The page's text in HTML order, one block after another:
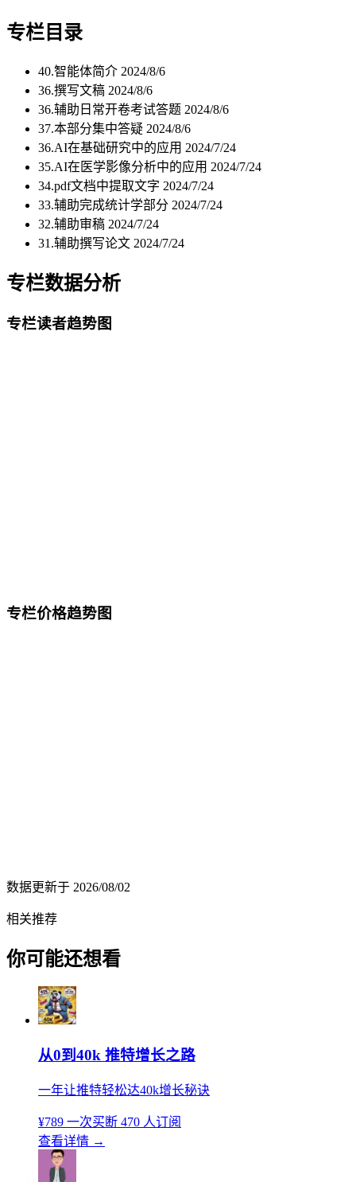
专栏目录
40.智能体简介 2024/8/6
36.撰写文稿 2024/8/6
36.辅助日常开卷考试答题 2024/8/6
37.本部分集中答疑 2024/8/6
36.AI在基础研究中的应用 2024/7/24
35.AI在医学影像分析中的应用 2024/7/24
34.pdf文档中提取文字 2024/7/24
33.辅助完成统计学部分 2024/7/24
32.辅助审稿 2024/7/24
31.辅助撰写论文 2024/7/24
专栏数据分析
专栏读者趋势图
专栏价格趋势图
数据更新于 2026/08/02
相关推荐
你可能还想看
从0到40k 推特增长之路
一年让推特轻松达40k增长秘诀
¥789 一次买断 470 人订阅
查看详情 →